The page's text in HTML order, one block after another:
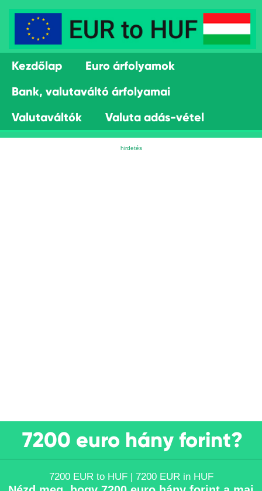
Kezdőlap
Euro árfolyamok
Bank, valutaváltó árfolyamai
Valutaváltók
Valuta adás-vétel
7200 euro hány forint?
7200 EUR to HUF | 7200 EUR in HUF